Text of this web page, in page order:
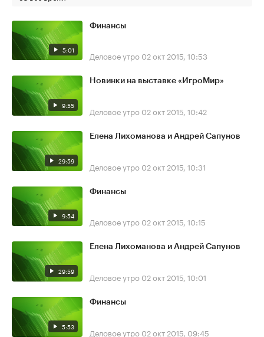
5:01
Финансы
Деловое утро 02 окт 2015, 10:53
9:55
Новинки на выставке «ИгроМир»
Деловое утро 02 окт 2015, 10:42
29:59
Елена Лихоманова и Андрей Сапунов
Деловое утро 02 окт 2015, 10:31
9:54
Финансы
Деловое утро 02 окт 2015, 10:15
29:59
Елена Лихоманова и Андрей Сапунов
Деловое утро 02 окт 2015, 10:01
5:53
Финансы
Деловое утро 02 окт 2015, 09:45